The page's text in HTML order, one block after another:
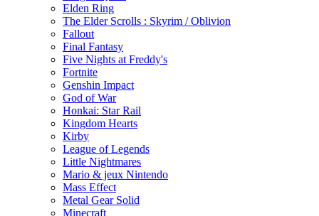
Elden Ring
The Elder Scrolls : Skyrim / Oblivion
Fallout
Final Fantasy
Five Nights at Freddy's
Fortnite
Genshin Impact
God of War
Honkai: Star Rail
Kingdom Hearts
Kirby
League of Legends
Little Nightmares
Mario & jeux Nintendo
Mass Effect
Metal Gear Solid
Minecraft